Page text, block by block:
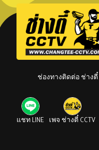
ช่องทางติดต่อ ช่างตี๋
แชท LINE เพจ ช่างตี๋ CCTV